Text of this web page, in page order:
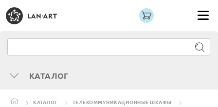
КАТАЛОГ
КАТАЛОГ
ТЕЛЕКОММУНИКАЦИОННЫЕ ШКАФЫ